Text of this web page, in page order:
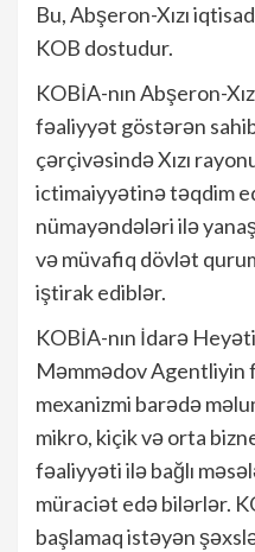
Bu, Abşeron-Xızı
KOB dostudur.
KOBİA-nın Abşeron-
fəaliyyət göstərən
çərçivəsində Xızı
ictimaiyyətinə təqdim
nümayəndələri ilə
və müvafiq dövlət
iştirak ediblər.
KOBİA-nın İdarə
Məmmədov Agentliyin
mexanizmi barədə
mikro, kiçik və orta
fəaliyyəti ilə bağlı
müraciət edə bilərlər.
başlamaq istəyən